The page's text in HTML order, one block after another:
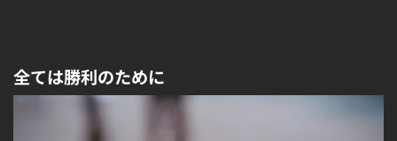
全ては勝利のために